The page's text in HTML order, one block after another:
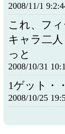
2008/11/1
これ、フ
キャラ二
っと
2008/10/31
1ゲット・
2008/10/25